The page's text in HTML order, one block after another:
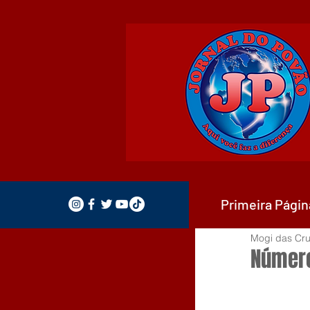
Mogi das
Primeira